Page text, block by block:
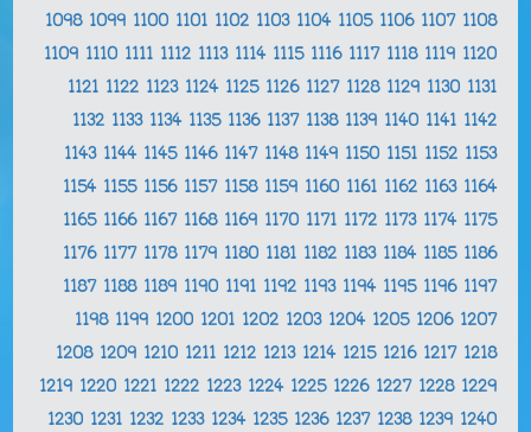
1098 1099 1100 1101 1102 1103 1104 1105 1106 1107 1108
1109 1110 1111 1112 1113 1114 1115 1116 1117 1118 1119 1120
1121 1122 1123 1124 1125 1126 1127 1128 1129 1130 1131
1132 1133 1134 1135 1136 1137 1138 1139 1140 1141 1142
1143 1144 1145 1146 1147 1148 1149 1150 1151 1152 1153
1154 1155 1156 1157 1158 1159 1160 1161 1162 1163 1164
1165 1166 1167 1168 1169 1170 1171 1172 1173 1174 1175
1176 1177 1178 1179 1180 1181 1182 1183 1184 1185 1186
1187 1188 1189 1190 1191 1192 1193 1194 1195 1196 1197
1198 1199 1200 1201 1202 1203 1204 1205 1206 1207
1208 1209 1210 1211 1212 1213 1214 1215 1216 1217 1218
1219 1220 1221 1222 1223 1224 1225 1226 1227 1228 1229
1230 1231 1232 1233 1234 1235 1236 1237 1238 1239 1240